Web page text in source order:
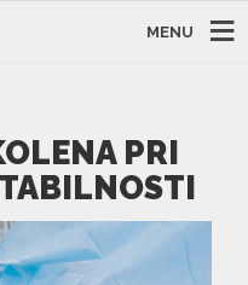
MENU
PRI